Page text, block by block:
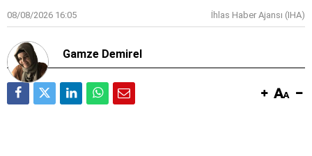
08/08/2026 16:05 İhlas Haber Ajansı (IHA)
Gamze Demirel